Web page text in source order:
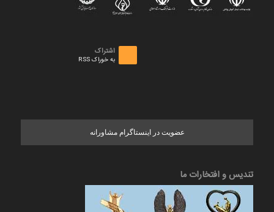
اشتراک
به خوراک RSS
عضویت در اینستاگرام مشاورانه
تندیس و افتخارات ما